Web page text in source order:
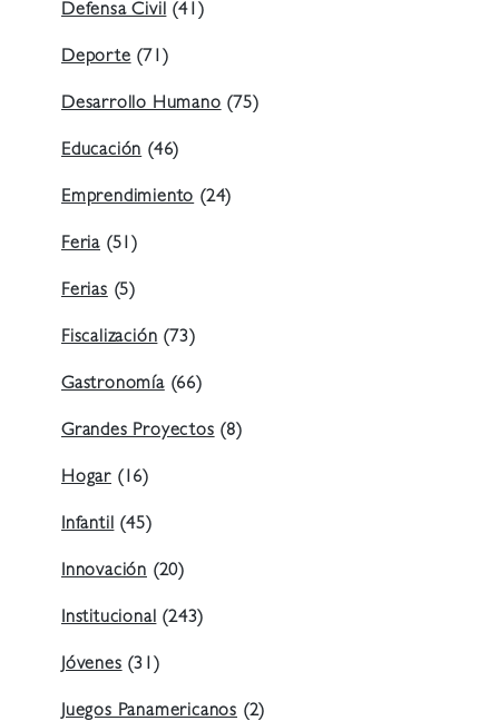
Defensa Civil (41)
Deporte (71)
Desarrollo Humano (75)
Educación (46)
Emprendimiento (24)
Feria (51)
Ferias (5)
Fiscalización (73)
Gastronomía(66)
Grandes Proyectos (8)
Hogar (16)
Infantil (45)
Innovación (20)
Institucional (243)
Jóvenes (31)
Juegos Panamericanos (2)